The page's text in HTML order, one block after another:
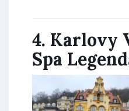
4. Karlovy
Spa